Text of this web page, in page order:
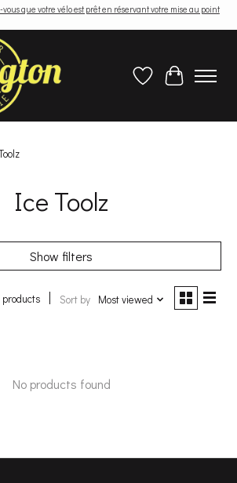
que votre vélo est prêt en réservant votre mise au point
Wish ListCart
Ice Toolz
Show filters
products Sort by Most viewed
No products found